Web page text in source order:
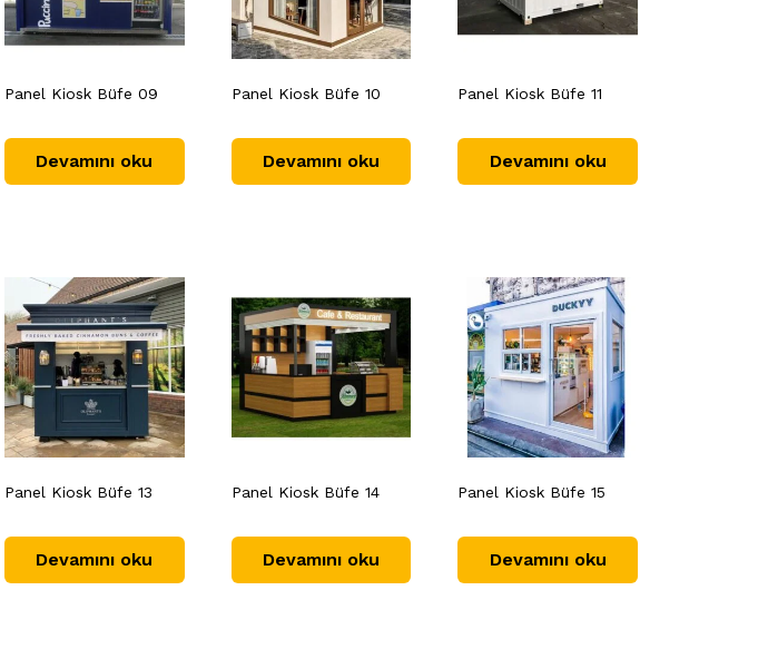
Panel Kiosk Büfe 09
Devamını oku
Panel Kiosk Büfe 10
Devamını oku
Panel Kiosk Büfe 11
Devamını oku
Panel Kiosk Büfe 13
Devamını oku
Panel Kiosk Büfe 14
Devamını oku
Panel Kiosk Büfe 15
Devamını oku